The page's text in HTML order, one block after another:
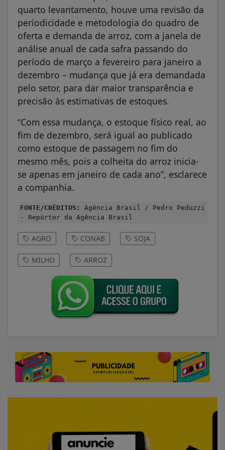
quarto levantamento, houve uma revisão da
periodicidade e metodologia do quadro de
oferta e demanda de arroz, com a janela de
análise anual de cada safra passando do
período de março a fevereiro para janeiro a
dezembro – mudança que já era demandada
pelo setor, para dar maior transparência e
precisão às estimativas de estoques.
“Com essa mudança, o estoque físico real, ao
fim de dezembro, será igual ao publicado
como estoque de passagem no fim do
mesmo mês, pois a colheita do arroz inicia-
se apenas em janeiro de cada ano”, esclarece
a companhia.
FONTE/CRÉDITOS:
Agência Brasil / Pedro Peduzzi
- Repórter da Agência Brasil
AGRO CONAB SOJA
MILHO ARROZ